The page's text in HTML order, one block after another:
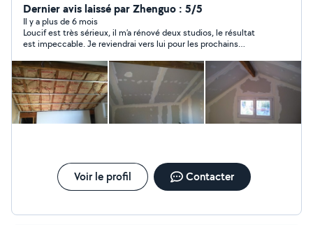
bain carrelage parquet doublage BA13 enduit et
peinture possible travaux avec fournitures marchandises
nécessaire
Dernier avis laissé par Zhenguo : 5/5
Il y a plus de 6 mois
Loucif est très sérieux, il m’a rénové deux studios, le résultat
est impeccable. Je reviendrai vers lui pour les prochains
Voir le profil Contacter